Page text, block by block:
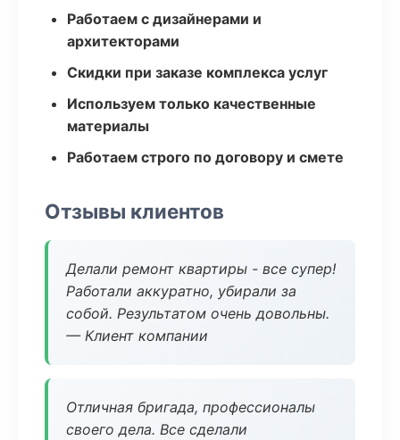
Работаем с дизайнерами и
архитекторами
Скидки при заказе комплекса услуг
Используем только качественные
материалы
Работаем строго по договору и смете
Отзывы клиентов
Делали ремонт квартиры - все супер!
Работали аккуратно, убирали за
собой. Результатом очень довольны.
— Клиент компании
Отличная бригада, профессионалы
своего дела. Все сделали